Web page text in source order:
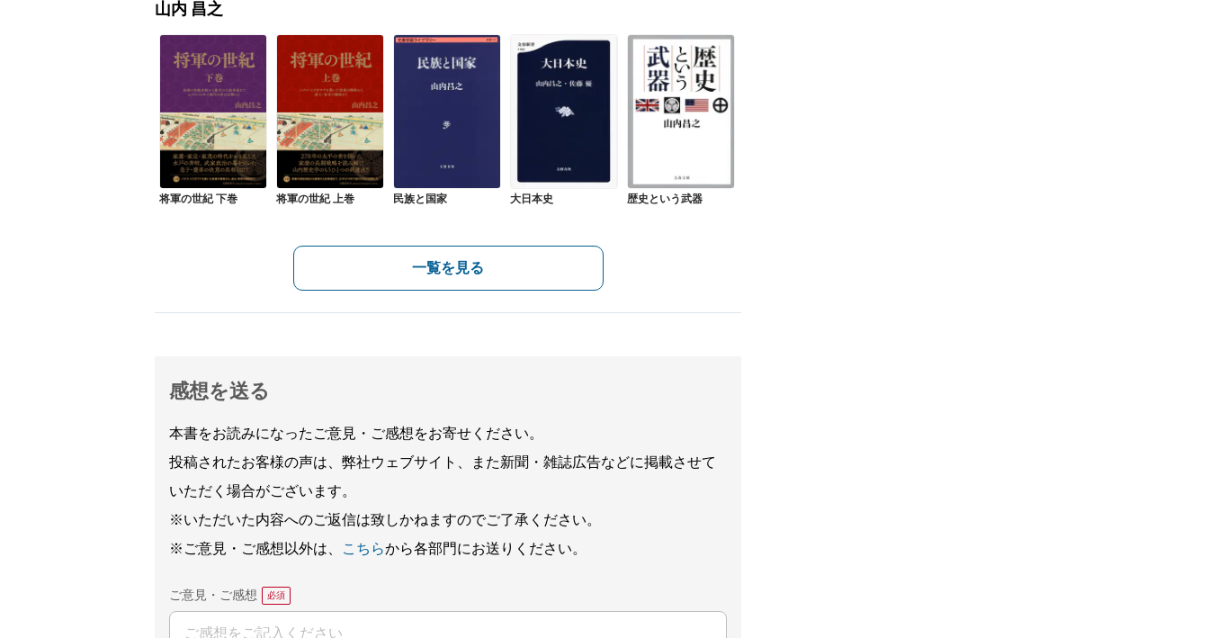
山内 昌之
将軍の世紀 下巻 将軍の世紀 上巻 民族と国家 大日本史 歴史という武器
一覧を見る
感想を送る
本書をお読みになったご意見・ご感想をお寄せください。
投稿されたお客様の声は、弊社ウェブサイト、また新聞・雑誌広告などに掲載させて
いただく場合がございます。
※いただいた内容へのご返信は致しかねますのでご了承ください。
※ご意見・ご感想以外は、
こちらから各部門にお送りください。
ご意見・ご感想